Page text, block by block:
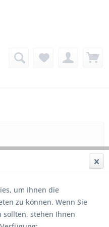
um Ihnen die
zu können. Wenn Sie
stehen Ihnen